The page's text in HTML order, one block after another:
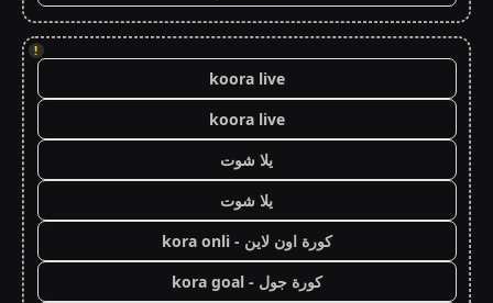
!
koora live
koora live
يلا شوت
يلا شوت
كورة اون لاين - kora onli
كورة جول - kora goal